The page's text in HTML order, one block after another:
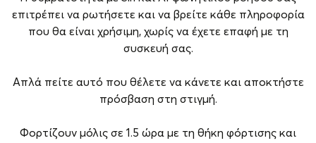
επιτρέπει να ρωτήσετε και να βρείτε κάθε πληροφορία
που θα είναι χρήσιμη, χωρίς να έχετε επαφή με τη
συσκευή σας.
Απλά πείτε αυτό που θέλετε να κάνετε και αποκτήστε
πρόσβαση στη στιγμή.
Φορτίζουν μόλις σε 1.5 ώρα με τη θήκη φόρτισης και